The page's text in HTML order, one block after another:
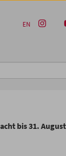
EN
bis 31.